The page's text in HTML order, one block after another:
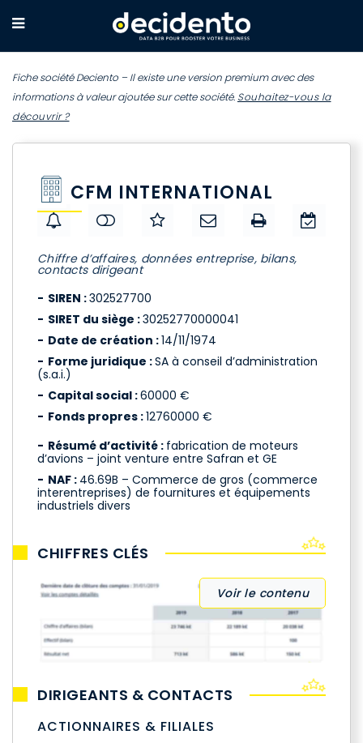
Fiche société Deciento – Il existe une version premium avec des
informations à valeur ajoutée sur cette société. Souhaitez-vous la
découvrir ?
CFM INTERNATIONAL
Chiffre d’affaires, données entreprise, bilans,
contacts dirigeant
SIREN :302527700
SIRET du siège :30252770000041
Date de création :14/11/1974
Forme juridique :SA à conseil d’administration
(s.a.i.)
Capital social :60000 €
Fonds propres :12760000 €
Résumé d’activité : fabrication de moteurs
d’avions – joint venture entre Safran et GE
NAF : 46.69B – Commerce de gros (commerce
interentreprises) de fournitures et équipements
industriels divers
CHIFFRES CLÉS
Voir le contenu
DIRIGEANTS & CONTACTS
ACTIONNAIRES & FILIALES